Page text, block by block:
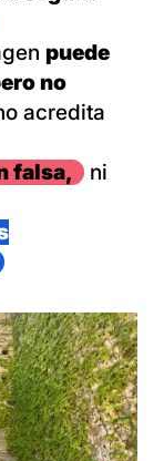
puede
no
acredita
falsa,
ni